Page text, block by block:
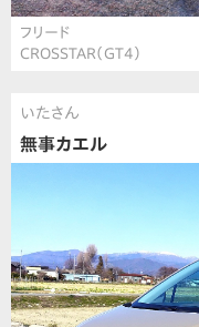
フリード
CROSSTAR（GT4）
いたさん
無事カエル